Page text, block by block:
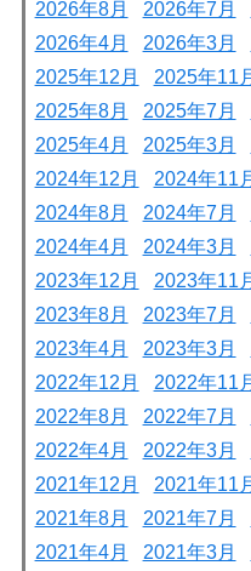
2026年8月 2026年7月
2026年4月
2026年3月
2025年12月
2025年11
2025年8月
2025年7月
2025年4月
2025年3月
2024年12月
2024年11
2024年8月
2024年7月
2024年4月
2024年3月
2023年12月
2023年11
2023年8月
2023年7月
2023年4月
2023年3月
2022年12月
2022年11
2022年8月
2022年7月
2022年4月
2022年3月
2021年12月
2021年11
2021年8月
2021年7月
2021年4月
2021年3月